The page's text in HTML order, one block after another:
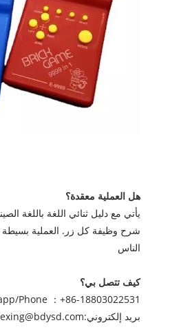
هل العملية معقدة؟
يأتي مع دليل ثنائي اللغة باللغة
شرح وظيفة كل زر. العملية بسيطة
الناس
كيف تتصل بي؟
Phone ：+86-18803022531
بريد إلكتروني: